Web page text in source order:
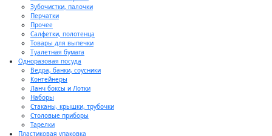
Зубочистки, палочки
Перчатки
Прочее
Салфетки, полотенца
Товары для выпечки
Туалетная бумага
Одноразовая посуда
Ведра, банки, соусники
Контейнеры
Ланч боксы и Лотки
Наборы
Стаканы, крышки, трубочки
Столовые приборы
Тарелки
Пластиковая упаковка